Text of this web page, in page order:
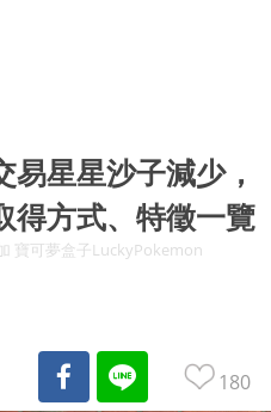
易星星沙子減少，
得方式、特徵一覽
寶可夢盒子LuckyPokemon
180